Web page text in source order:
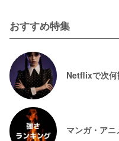
おすすめ特集
Netflixで次何
マンガ・ア